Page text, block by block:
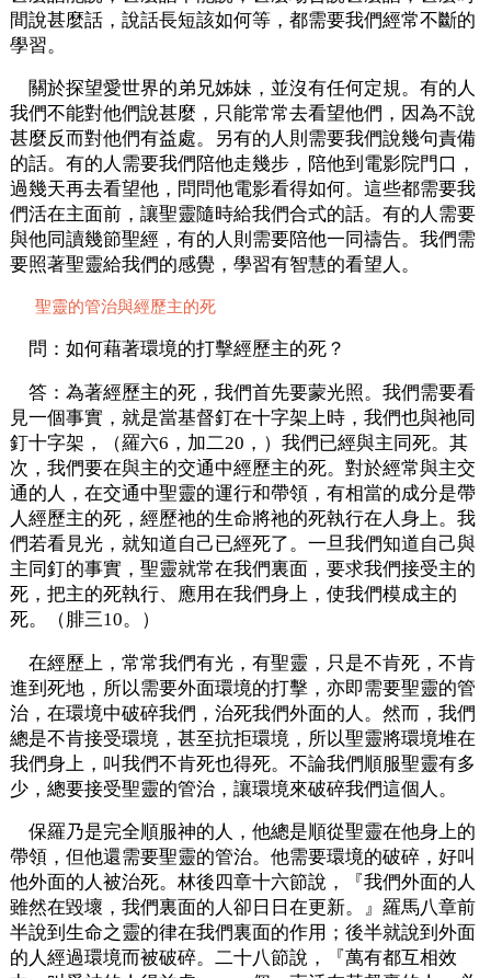
間說甚麼話，說話長短該如何等，都需要我們經常不斷的
學習。
關於探望愛世界的弟兄姊妹，並沒有任何定規。有的人
我們不能對他們說甚麼，只能常常去看望他們，因為不說
甚麼反而對他們有益處。另有的人則需要我們說幾句責備
的話。有的人需要我們陪他走幾步，陪他到電影院門口，
過幾天再去看望他，問問他電影看得如何。這些都需要我
們活在主面前，讓聖靈隨時給我們合式的話。有的人需要
與他同讀幾節聖經，有的人則需要陪他一同禱告。我們需
要照著聖靈給我們的感覺，學習有智慧的看望人。
聖靈的管治與經歷主的死
問：如何藉著環境的打擊經歷主的死？
答：為著經歷主的死，我們首先要蒙光照。我們需要看
見一個事實，就是當基督釘在十字架上時，我們也與祂同
釘十字架，（羅六6，加二20，）我們已經與主同死。其
次，我們要在與主的交通中經歷主的死。對於經常與主交
通的人，在交通中聖靈的運行和帶領，有相當的成分是帶
人經歷主的死，經歷祂的生命將祂的死執行在人身上。我
們若看見光，就知道自己已經死了。一旦我們知道自己與
主同釘的事實，聖靈就常在我們裏面，要求我們接受主的
死，把主的死執行、應用在我們身上，使我們模成主的
死。（腓三10。）
在經歷上，常常我們有光，有聖靈，只是不肯死，不肯
進到死地，所以需要外面環境的打擊，亦即需要聖靈的管
治，在環境中破碎我們，治死我們外面的人。然而，我們
總是不肯接受環境，甚至抗拒環境，所以聖靈將環境堆在
我們身上，叫我們不肯死也得死。不論我們順服聖靈有多
少，總要接受聖靈的管治，讓環境來破碎我們這個人。
保羅乃是完全順服神的人，他總是順從聖靈在他身上的
帶領，但他還需要聖靈的管治。他需要環境的破碎，好叫
他外面的人被治死。林後四章十六節說，『我們外面的人
雖然在毀壞，我們裏面的人卻日日在更新。』羅馬八章前
半說到生命之靈的律在我們裏面的作用；後半就說到外面
的人經過環境而被破碎。二十八節說，『萬有都互相效